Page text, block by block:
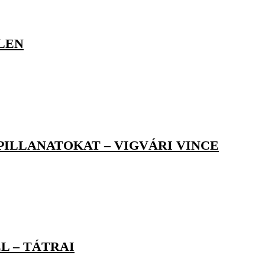
– VIGVÁRI VINCE
– TÁTRAI